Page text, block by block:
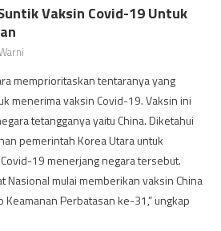
Vaksin Covid-19 Untuk
memprioritaskan tentaranya yang
menerima vaksin Covid-19. Vaksin ini
tetangganya yaitu China. Diketahui
pemerintah Korea Utara untuk
19 menerjang negara tersebut.
Nasional mulai memberikan vaksin China
Perbatasan ke-31,” ungkap